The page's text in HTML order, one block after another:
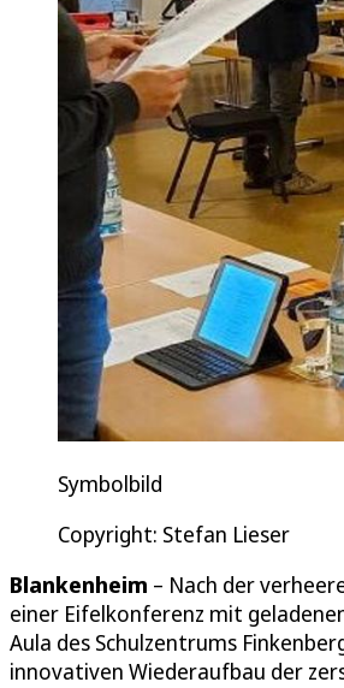
Symbolbild
Copyright: Stefan Lieser
Blankenheim – Nach der
einer Eifelkonferenz mit
Aula des Schulzentrums
innovativen Wiederaufbau der